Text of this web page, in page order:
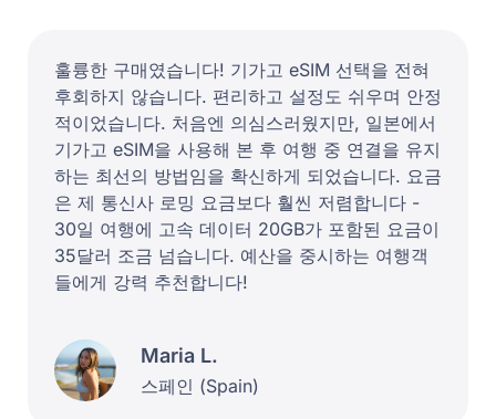
훌륭한 구매였습니다! 기가고 eSIM 선택을 전혀
후회하지 않습니다. 편리하고 설정도 쉬우며 안정
적이었습니다. 처음엔 의심스러웠지만, 일본에서
기가고 eSIM을 사용해 본 후 여행 중 연결을 유지
하는 최선의 방법임을 확신하게 되었습니다. 요금
은 제 통신사 로밍 요금보다 훨씬 저렴합니다 -
30일 여행에 고속 데이터 20GB가 포함된 요금이
35달러 조금 넘습니다. 예산을 중시하는 여행객
들에게 강력 추천합니다!
Maria L.
스페인 (Spain)